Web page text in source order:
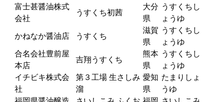
富士甚醤油株式
会社
うすくち初茜
大分
県
うすくちし
ょうゆ
かねなか醤油店
うすくち
滋賀
県
うすくちし
ょうゆ
合名会社豊前屋
本店
吉翔うすくち
熊本
県
うすくちし
ょうゆ
イチビキ株式会
社
第３工場 生さしみ
溜
愛知
県
たまりしょ
うゆ